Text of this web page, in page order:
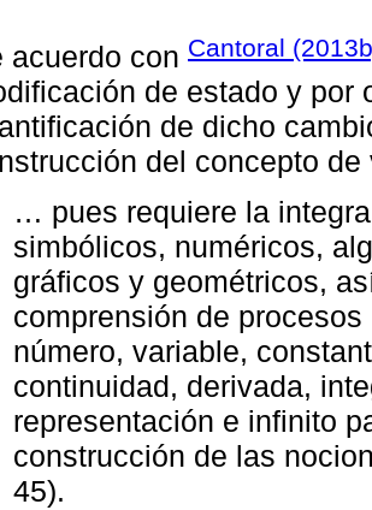
acuerdo con Cantoral
de estado y por
de dicho
del concepto
… pues requiere la
simbólicos, numéricos,
gráficos y geométricos,
comprensión de
número, variable,
continuidad, derivada,
representación e infinito
construcción de las
45).